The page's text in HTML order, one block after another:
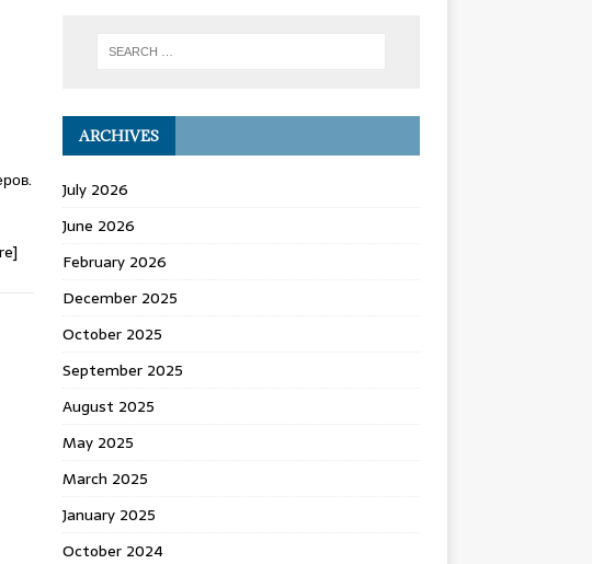
ARCHIVES
July 2026
June 2026
February 2026
December 2025
October 2025
September 2025
August 2025
May 2025
March 2025
January 2025
October 2024